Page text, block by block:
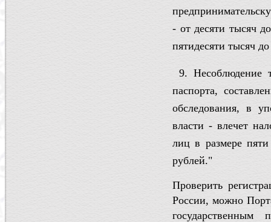
- от десяти тысяч
пятидесяти тысяч
9. Несоблюдение
паспорта,
обследования, в
власти - влечет
лиц в размере
рублей."
Проверить
России, можно
государственным